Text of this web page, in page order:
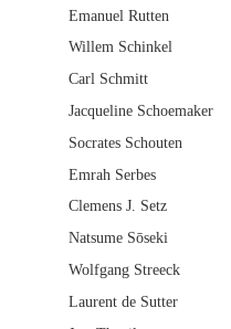
Emanuel Rutten
Willem Schinkel
Carl Schmitt
Jacqueline Schoemaker
Socrates Schouten
Emrah Serbes
Clemens J. Setz
Natsume Sōseki
Wolfgang Streeck
Laurent de Sutter